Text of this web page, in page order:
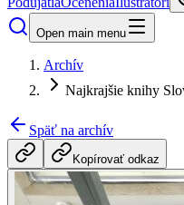
Open main menu
Archív
Najkrajšie knihy
Späť na archív
Kopírovať odkaz